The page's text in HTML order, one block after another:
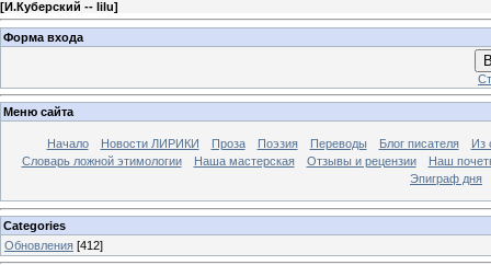
[И.Куберский -- lilu]
Форма входа
Меню сайта
Начало Новости ЛИРИКИ Проза Поэзия Переводы Блог писателя
Из
Словарь ложной этимологии
Наша мастерская Отзывы и рецензии
Наш
Эпиграф дня
Categories
Обновления [412]